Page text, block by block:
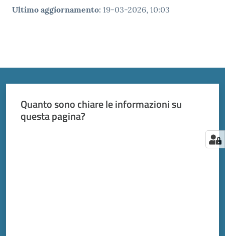
Ultimo aggiornamento: 19-03-2026, 10:03
Quanto sono chiare le informazioni su
questa pagina?